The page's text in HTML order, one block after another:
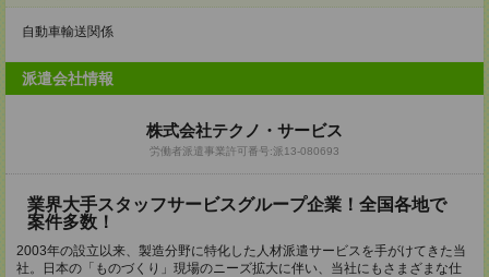
自動車輸送関係
派遣会社情報
株式会社テクノ・サービス
労働者派遣事業許可番号:派13-080693
業界大手スタッフサービスグループ企業！全国各地で
案件多数！
2003年の設立以来、製造分野に特化した人材派遣サービスを手がけてきた当
社。日本の「ものづくり」現場のニーズ拡大に伴い、当社にもさまざまな仕